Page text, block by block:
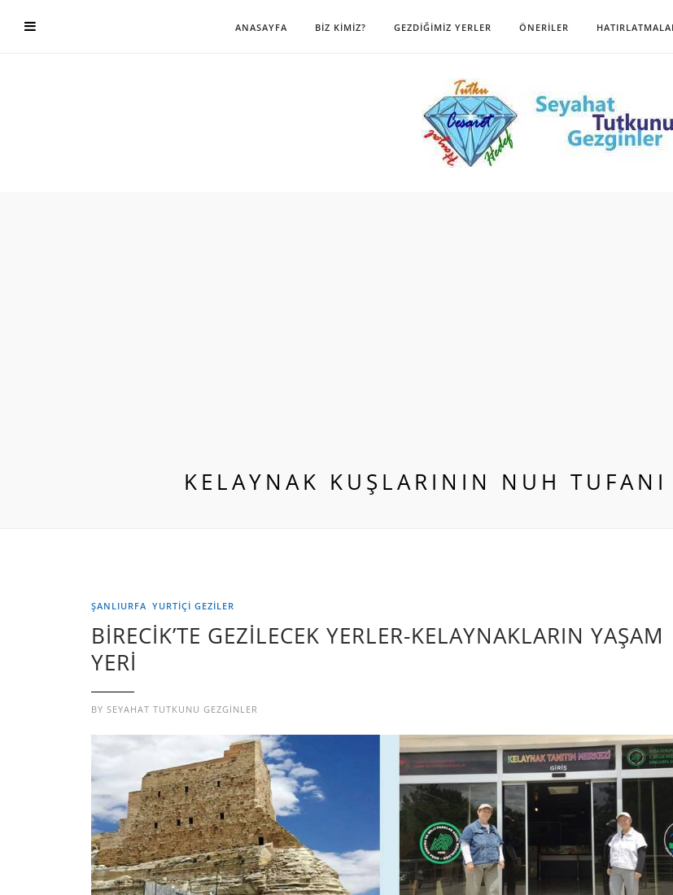
ANASAYFA BİZ KİMİZ? GEZDIĞIMIZ YERLER ÖNERILER
KELAYNAK KUŞLARININ NUH
ŞANLIURFA YURTIÇI GEZILER
BİRECİK’TE GEZİLECEK YERLER-KELAYNAKLARIN YAŞAM
YERİ
BY SEYAHAT TUTKUNU GEZGINLER